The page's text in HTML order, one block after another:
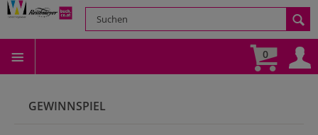
0
GEWINNSPIEL